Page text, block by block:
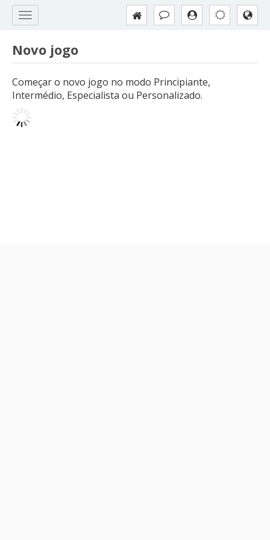
Novo jogo
Começar o novo jogo no modo Principiante,
Intermédio, Especialista ou Personalizado.